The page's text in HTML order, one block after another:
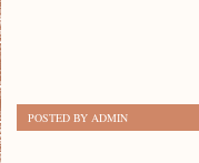
POSTED BY ADMIN